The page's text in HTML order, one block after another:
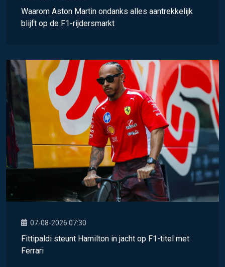
Waarom Aston Martin ondanks alles aantrekkelijk
blijft op de F1-rijdersmarkt
07-08-2026 07:30
Fittipaldi steunt Hamilton in jacht op F1-titel met
Ferrari